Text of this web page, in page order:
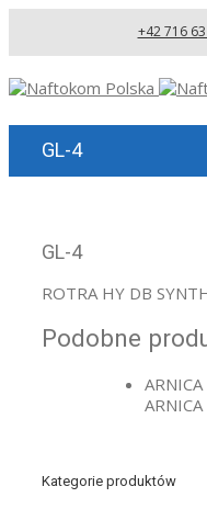
+42 716
GL-4
GL-4
ROTRA HY DB
Podobne
ARNICA
ARNICA
Kategorie produktów